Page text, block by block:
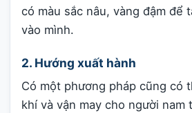
có màu sắc nâu, vàng đậm để
vào mình.
2. Hướng xuất hành
Có một phương pháp cũng có
khí và vận may cho người nam